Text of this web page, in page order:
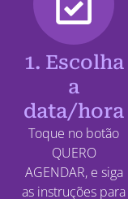
1. Escolha
a
data/hora
Toque no botão
QUERO
AGENDAR, e siga
as instruções para